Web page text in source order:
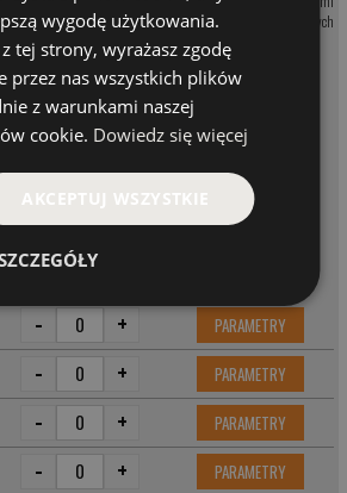
która zmaksymalizuje ich szanse na złowienie rekordowych
- + PARAMETRY
- + PARAMETRY
- + PARAMETRY
- + PARAMETRY
wygodę użytkowania.
tej strony, wyrażasz zgodę
przez nas wszystkich plików
z warunkami naszej
cookie. Dowiedz się więcej
AKCEPTUJ WSZYSTKIE